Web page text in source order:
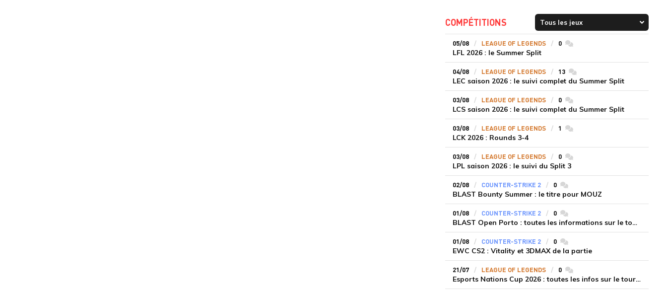
COMPÉTITIONS
05/08 LEAGUE OF LEGENDS 0commentaires
LFL 2026 : le Summer Split
04/08 LEAGUE OF LEGENDS 13commentaires
LEC saison 2026 : le suivi complet du Summer Split
03/08 LEAGUE OF LEGENDS 0commentaires
LCS saison 2026 : le suivi complet du Summer Split
03/08 LEAGUE OF LEGENDS 1 commentaires
LCK 2026 : Rounds 3-4
03/08 LEAGUE OF LEGENDS 0commentaires
LPL saison 2026 : le suivi du Split 3
02/08 COUNTER-STRIKE 2 0commentaires
BLAST Bounty Summer : le titre pour MOUZ
01/08 COUNTER-STRIKE 2 0commentaires
BLAST Open Porto : toutes les informations sur le tournoi
01/08 COUNTER-STRIKE 2 0commentaires
EWC CS2 : Vitality et 3DMAX de la partie
21/07 LEAGUE OF LEGENDS 0commentaires
Esports Nations Cup 2026 : toutes les infos sur le tournoi